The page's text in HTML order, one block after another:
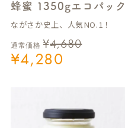
蜂蜜 1350gエコパック
ながさか史上、人気NO.1！
通常価格 ¥4,680
¥4,280